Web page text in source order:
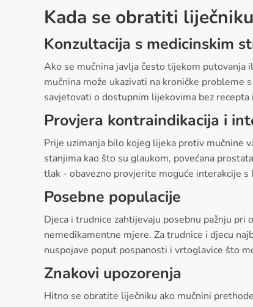
Kada se obratiti
Konzultacija s medicinskim
Ako se mučnina javlja često tijekom putovanja
mučnina može ukazivati na kroničke
savjetovati o dostupnim lijekovima bez recepta
Provjera kontraindikacija i
Prije uzimanja bilo kojeg lijeka protiv mučnine
stanjima kao što su glaukom, povećana
tlak - obavezno provjerite moguće interakcije
Posebne populacije
Djeca i trudnice zahtijevaju posebnu pažnju
nemedikamentne mjere. Za trudnice i djecu
nuspojave poput pospanosti i vrtoglavice što
Znakovi upozorenja
Hitno se obratite liječniku ako mučnini